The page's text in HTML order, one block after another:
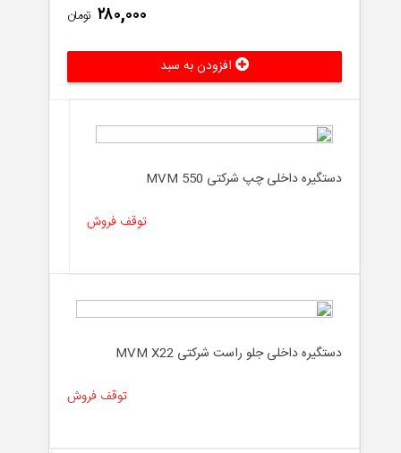
۲۸۰,۰۰۰ تومان
دستگیره داخلی چپ شرکتی MVM 550
توقف فروش
دستگیره داخلی جلو راست شرکتی MVM X22
توقف فروش